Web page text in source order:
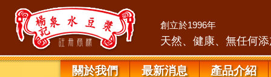
創立於1996年
天然、健康、無任何
關於我們 最新消息 產品介紹
Previous